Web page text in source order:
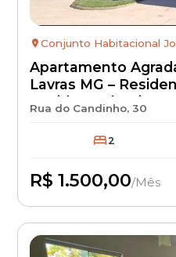
Conjunto Habitacional
Apartamento
Lavras MG –
Residence | Bairro
Incêndio |
Rua do Candinho, 30
2
R$ 1.500,00/Mês